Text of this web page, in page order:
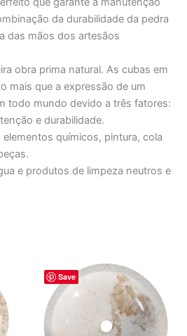
da durabilidade da pedra
das mãos dos artesãos
obra prima natural. As cubas em
mais que a expressão de um
todo mundo devido a três fatores:
e durabilidade.
elementos químicos, pintura, cola
e produtos de limpeza neutros e
2.585,00.
Save
O
preço
original
era:
R$ 2.970,00.
atual
é:
R$